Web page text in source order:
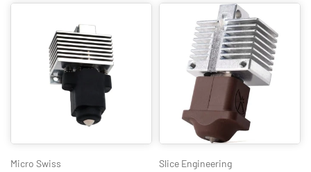
Micro Swiss
Slice Engineering